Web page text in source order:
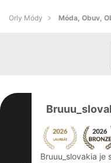
Orly Módy Móda, Obuv,
Bruuu_slovakia je